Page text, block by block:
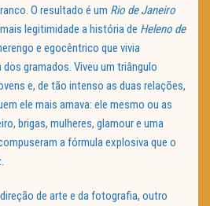
O resultado é um Rio de Janeiro
legitimidade a história de Heleno de
e egocêntrico que vivia
gramados. Viveu um triângulo
e, de tão intenso as duas relações,
ele mais amava: ele mesmo ou as
brigas, mulheres, glamour e uma
a fórmula explosiva que o
de arte e da fotografia, outro